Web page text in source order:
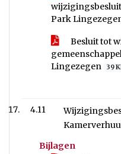
Park
Besluit tot
Lingezegen
39
4.11
Bijlagen